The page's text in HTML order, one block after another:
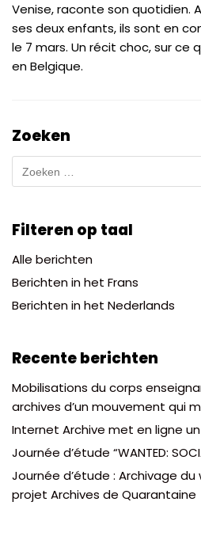
Venise, raconte son quotidien.
ses deux enfants, ils sont en
le 7 mars. Un récit choc, sur ce
en Belgique.
Zoeken
Filteren op taal
Alle berichten
Berichten in het Frans
Berichten in het Nederlands
Recente berichten
Mobilisations du corps
archives d’un mouvement qui
Internet Archive met en ligne
Journée d’étude “WANTED:
Journée d’étude : Archivage
projet Archives de Quarantaine